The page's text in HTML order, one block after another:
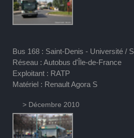
Bus 168 : Saint-Denis - Université /
Réseau : Autobus d'Île-de-France
Exploitant : RATP
Matériel : Renault Agora S
> Décembre 2010